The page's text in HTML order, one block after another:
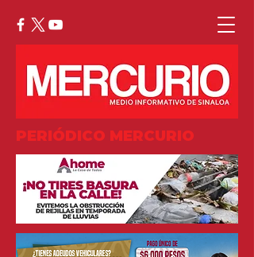
PERIÓDICO MERCURIO